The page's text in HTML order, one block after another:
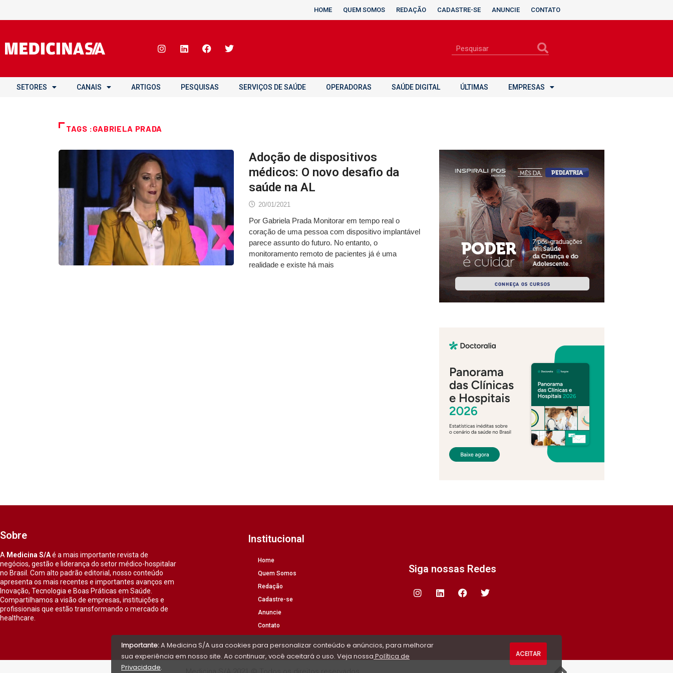
HOME QUEM SOMOS REDAÇÃO CADASTRE-SE ANUNCIE CONTATO
SETORES CANAIS ARTIGOS PESQUISAS SERVIÇOS DE SAÚDE OPERADORAS SAÚDE DIGITAL ÚLTIMAS EMPRESAS
TAGS :GABRIELA PRADA
Adoção de dispositivos
médicos: O novo desafio da
saúde na AL
20/01/2021
Por Gabriela Prada Monitorar em tempo real o
coração de uma pessoa com dispositivo implantável
parece assunto do futuro. No entanto, o
monitoramento remoto de pacientes já é uma
realidade e existe há mais
Sobre
A Medicina S/Aé a mais importante revista de
negócios, gestão e liderança do setor médico-hospitalar
no Brasil. Com alto padrão editorial, nosso conteúdo
apresenta os mais recentes e importantes avanços em
Inovação, Tecnologia e Boas Práticas em Saúde.
Compartilhamos a visão de empresas, instituições e
profissionais que estão transformando o mercado de
healthcare.
Institucional
Home
Quem Somos
Redação
Cadastre-se
Anuncie
Contato
Siga nossas Redes
Importante:A Medicina S/A usa cookies para personalizar conteúdo e anúncios, para melhorar
sua experiência em nosso site. Ao continuar, você aceitará o uso. Veja nossa Política de
Privacidade.
ACEITAR